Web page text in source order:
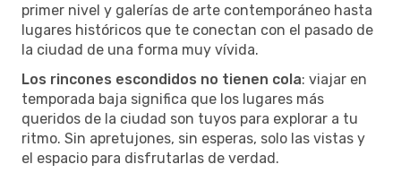
primer nivel y galerías de arte contemporáneo hasta
lugares históricos que te conectan con el pasado de
la ciudad de una forma muy vívida.
Los rincones escondidos no tienen cola: viajar en
temporada baja significa que los lugares más
queridos de la ciudad son tuyos para explorar a tu
ritmo. Sin apretujones, sin esperas, solo las vistas y
el espacio para disfrutarlas de verdad.